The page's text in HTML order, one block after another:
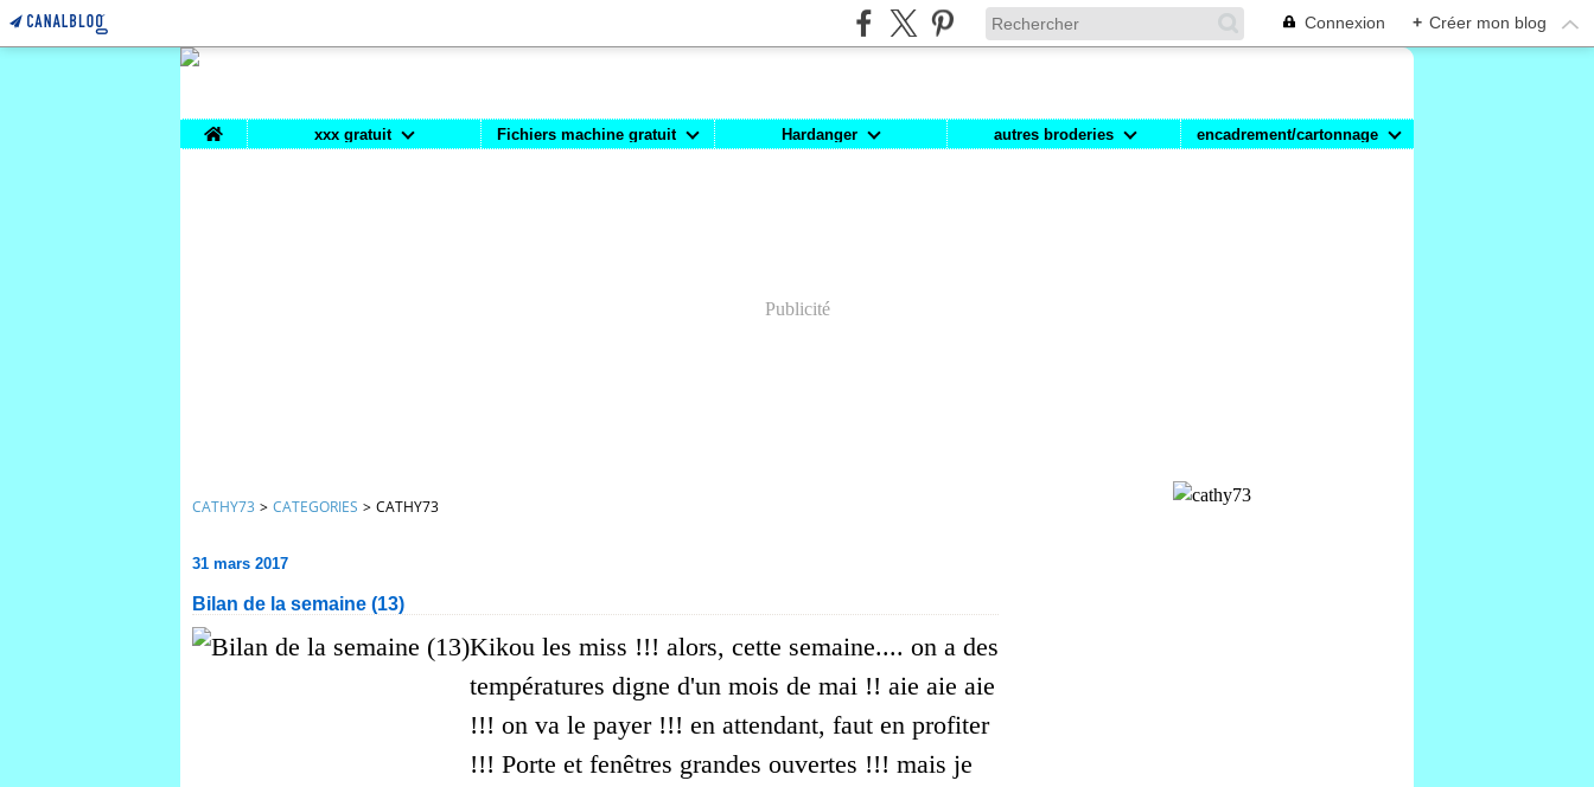
Connexion + Créer mon blog
Home xxx gratuit Fichiers machine gratuit Hardanger autres broderies encadrement/cartonnage
Publicité
CATHY73 > CATEGORIES > CATHY73
31 mars 2017
Bilan de la semaine (13)
Kikou les miss !!! alors, cette semaine.... on a des
températures digne d'un mois de mai !! aie aie aie
!!! on va le payer !!! en attendant, faut en profiter
!!! Porte et fenêtres grandes ouvertes !!! mais je